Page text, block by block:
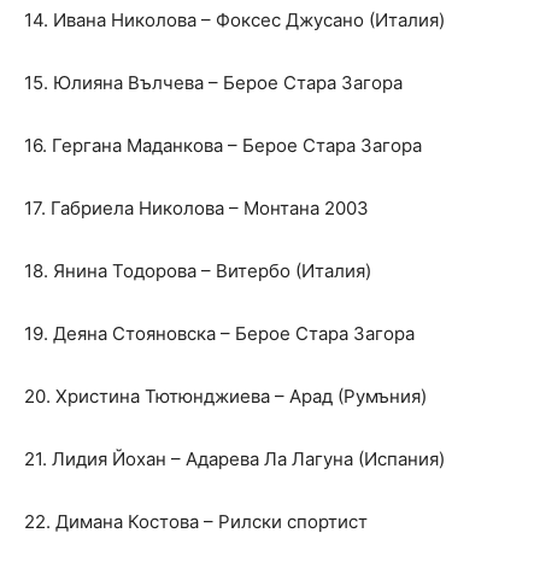
14. Ивана Николова – Фоксес Джусано (Италия)
15. Юлияна Вълчева – Берое Стара Загора
16. Гергана Маданкова – Берое Стара Загора
17. Габриела Николова – Монтана 2003
18. Янина Тодорова – Витербо (Италия)
19. Деяна Стояновска – Берое Стара Загора
20. Христина Тютюнджиева – Арад (Румъния)
21. Лидия Йохан – Адарева Ла Лагуна (Испания)
22. Димана Костова – Рилски спортист